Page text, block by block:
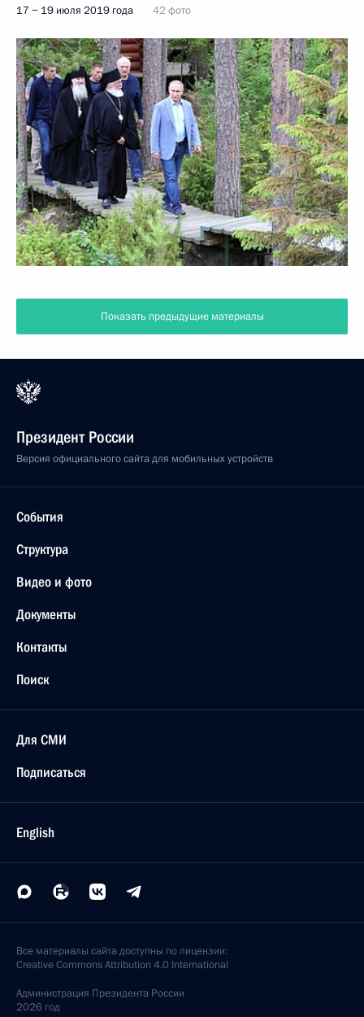
17 − 19 июля 2019 года 42 фото
Показать предыдущие материалы
Президент России
Версия официального сайта для мобильных устройств
События
Структура
Видео и фото
Документы
Контакты
Поиск
Для СМИ
Подписаться
English
Все материалы сайта доступны по лицензии:
Creative Commons Attribution 4.0 International
Администрация Президента России
2026 год